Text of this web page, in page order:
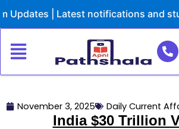
to
| Latest notifications and study
November 3, 2025 Daily Current
India $30 Trillion